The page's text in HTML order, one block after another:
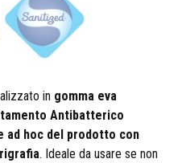
in gomma eva
Antibatterico
ad hoc del prodotto con
. Ideale da usare se non